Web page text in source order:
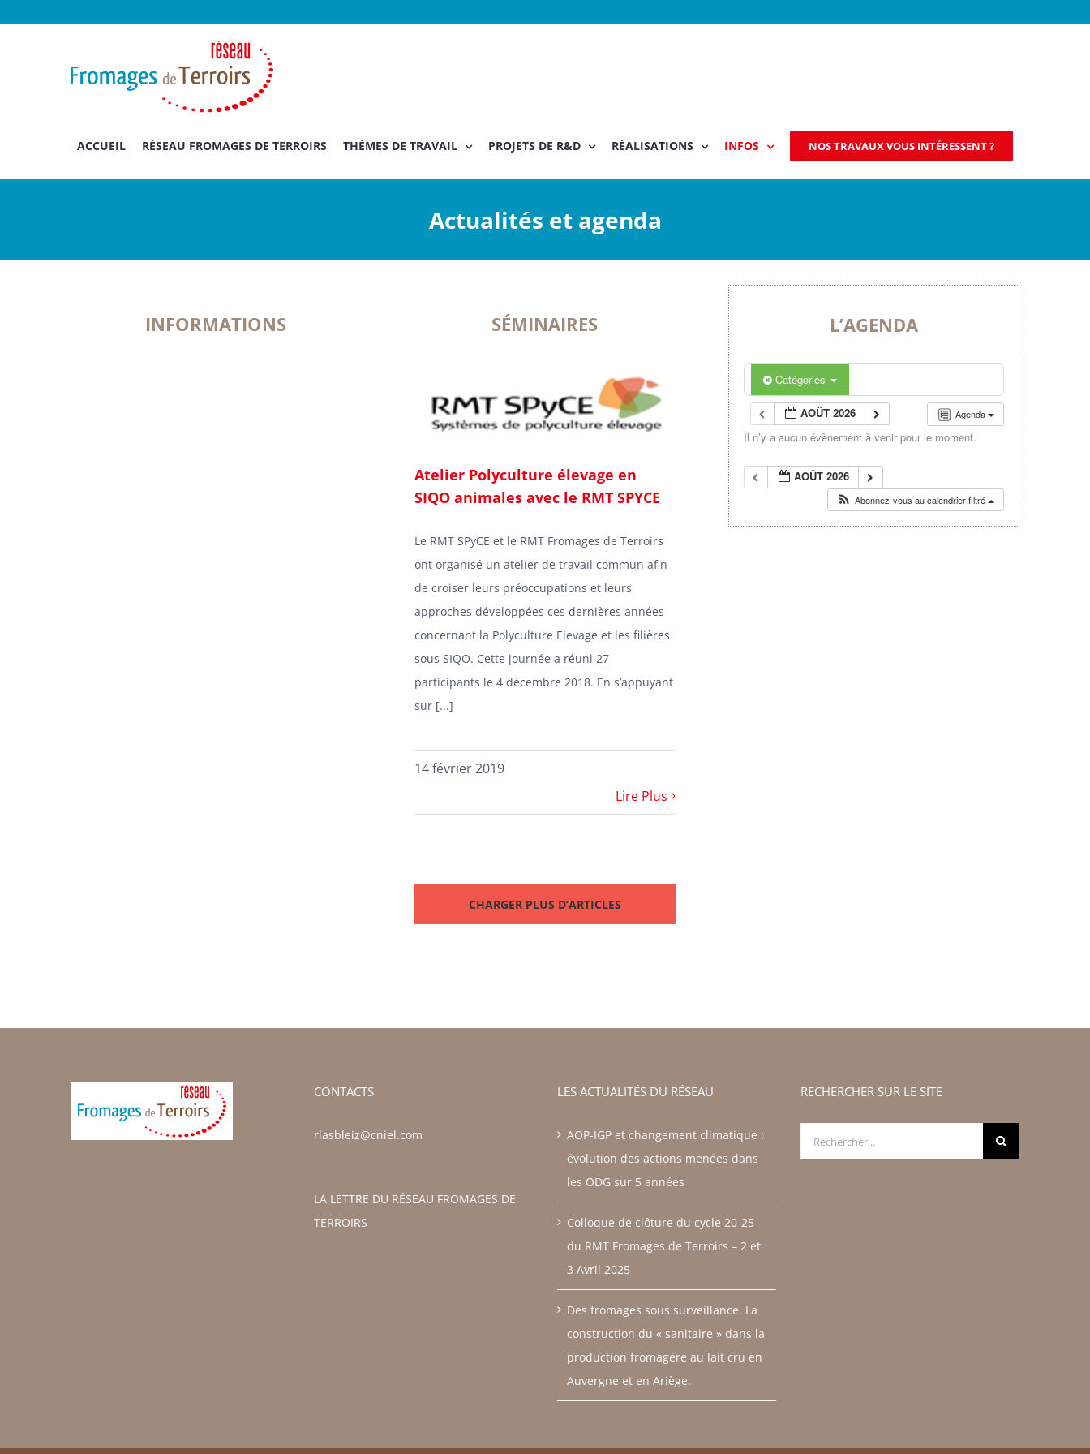
ACCUEIL RÉSEAU FROMAGES DE TERROIRS THÈMES DE TRAVAIL PROJETS DE R&D RÉALISATIONS INFOS NOS TRAVAUX VOUS INTÉRESSENT ?
Actualités et agenda
INFORMATIONS SÉMINAIRES
Atelier Polyculture élevage en
SIQO animales avec le RMT SPYCE
Le RMT SPyCE et le RMT Fromages de Terroirs
ont organisé un atelier de travail commun afin
de croiser leurs préoccupations et leurs
approches développées ces dernières années
concernant la Polyculture Elevage et les filières
sous SIQO. Cette journée a réuni 27
participants le 4 décembre 2018. En s’appuyant
sur [...]
14 février 2019
Lire Plus
CHARGER PLUS D’ARTICLES
L’AGENDA
Catégories
Agenda
AOÛT 2026
Il n’y a aucun évènement à venir pour le moment.
AOÛT 2026
Abonnez-vous au calendrier filtré
CONTACTS
rlasbleiz@cniel.com
LA LETTRE DU RÉSEAU FROMAGES DE
TERROIRS
LES ACTUALITÉS DU RÉSEAU
AOP-IGP et changement climatique :
évolution des actions menées dans
les ODG sur 5 années
Colloque de clôture du cycle 20-25
du RMT Fromages de Terroirs – 2 et
3 Avril 2025
Des fromages sous surveillance. La
construction du « sanitaire » dans la
production fromagère au lait cru en
Auvergne et en Ariège.
RECHERCHER SUR LE SITE
Rechercher: